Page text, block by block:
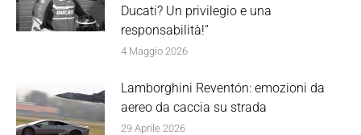
Ducati? Un privilegio e una
responsabilità!”
4 Maggio 2026
Lamborghini Reventón: emozioni da
aereo da caccia su strada
29 Aprile 2026